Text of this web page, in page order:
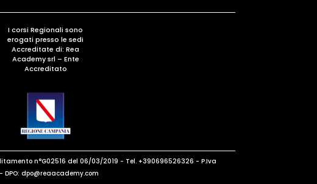
I corsi Regionali sono
erogati presso le sedi
Accreditate di: Rea
Academy srl – Ente
Accreditato
n°G02516 del 06/03/2019 - Tel. +390696526326 - P.Iva
DPO: dpo@reaacademy.com